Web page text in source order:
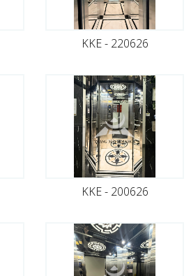
KKE - 220626
KKE - 200626